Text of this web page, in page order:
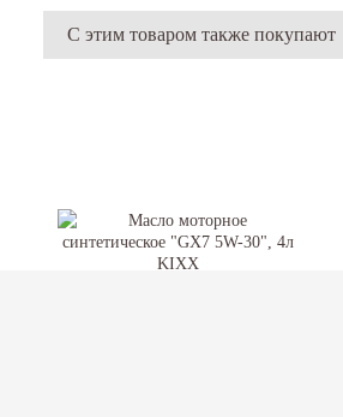
С этим товаром также покупают